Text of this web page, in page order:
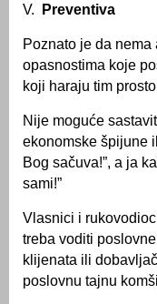
V. Preventiva
Poznato je da
opasnostima koje
koji haraju tim
Nije moguće
ekonomske špijune
Bog sačuva!”, a ja
sami!”
Vlasnici i
treba voditi
klijenata ili
poslovnu tajnu